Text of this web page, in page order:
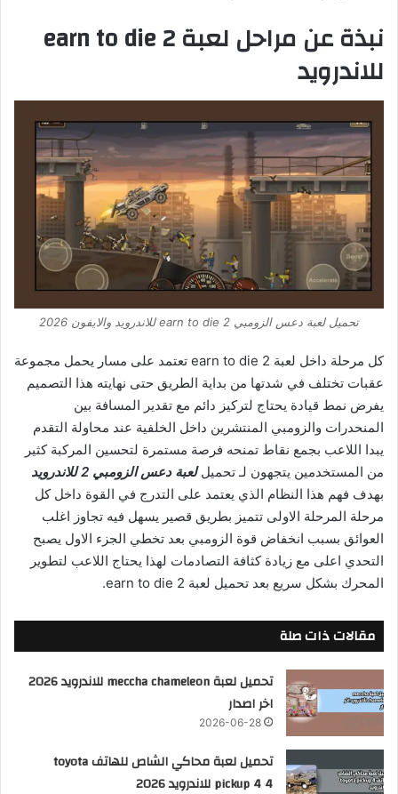
نبذة عن مراحل لعبة earn to die 2
للاندرويد
تحميل لعبة دعس الزومبي earn to die 2 للاندرويد والايفون 2026
كل مرحلة داخل لعبة earn to die 2 تعتمد على مسار يحمل مجموعة
عقبات تختلف في شدتها من بداية الطريق حتى نهايته هذا التصميم
يفرض نمط قيادة يحتاج لتركيز دائم مع تقدير المسافة بين
المنحدرات والزومبي المنتشرين داخل الخلفية عند محاولة التقدم
يبدا اللاعب بجمع نقاط تمنحه فرصة مستمرة لتحسين المركبة كثير
من المستخدمين يتجهون لـ تحميللعبة دعس الزومبي 2 للاندرويد
بهدف فهم هذا النظام الذي يعتمد على التدرج في القوة داخل كل
مرحلة المرحلة الاولى تتميز بطريق قصير يسهل فيه تجاوز اغلب
العوائق بسبب انخفاض قوة الزومبي بعد تخطي الجزء الاول يصبح
التحدي اعلى مع زيادة كثافة التصادمات لهذا يحتاج اللاعب لتطوير
المحرك بشكل سريع بعد تحميل لعبة earn to die 2.
مقالات ذات صلة
تحميل لعبة meccha chameleon للاندرويد 2026
اخر اصدار
2026-06-28
تحميل لعبة محاكي الشاص للهاتف toyota
pickup 4 4 للاندرويد 2026